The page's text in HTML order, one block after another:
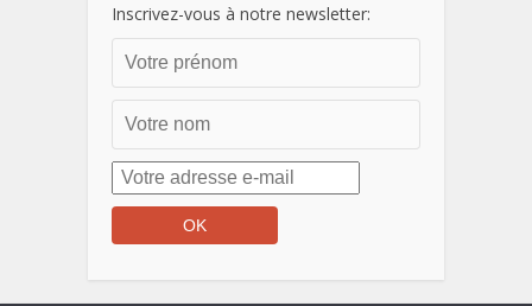
Inscrivez-vous à notre newsletter: